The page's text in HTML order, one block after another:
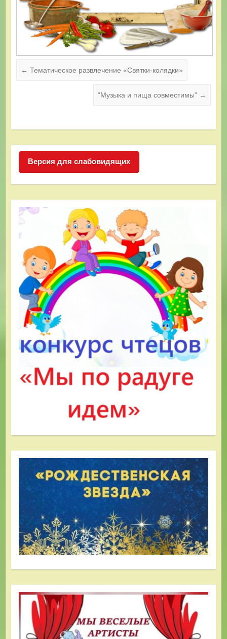
← Тематическое развлечение «Святки-колядки»
“Музыка и пища совместимы” →
Версия для слабовидящих